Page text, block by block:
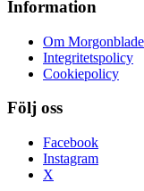
Information
Om
Integritetspolicy
Cookiepolicy
Följ oss
Facebook
Instagram
X